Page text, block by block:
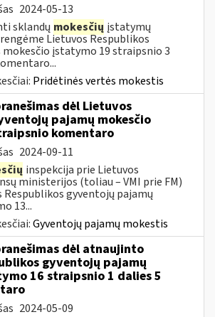
2024-05-13
sklandų mokesčių įstatymų
Lietuvos Respublikos
įstatymo 19 straipsnio 3
Pridėtinės vertės mokestis
dėl Lietuvos
pajamų mokesčio
komentaro
2024-09-11
inspekcija prie Lietuvos
ministerijos (toliau – VMI prie FM)
Respublikos gyventojų pajamų
13...
Gyventojų pajamų mokestis
dėl atnaujinto
gyventojų pajamų
16 straipsnio 1 dalies 5
2024-05-09